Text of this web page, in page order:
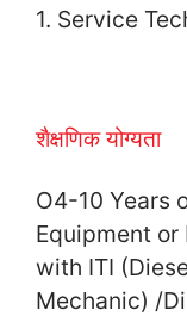
1. Service
शैक्षणिक योग्यता
O4-10 Years
Equipment
with ITI
Mechanic) /